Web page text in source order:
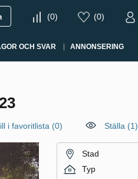
(0) (0)
OCH SVAR ANNONSERING
i favoritlista (0) Ställa (1)
Stad
Typ